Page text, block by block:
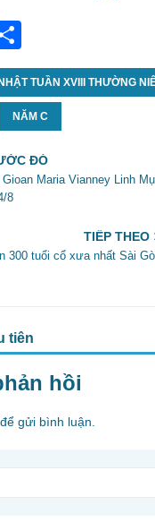
h
ar
e
TUẦN XVIII THƯỜNG
NĂM C
ĐÓ
Gioan Maria Vianney Linh
8
TIẾP THEO
300 tuổi cổ xưa nhất Sài
tiên
hồi
để gửi bình luận.